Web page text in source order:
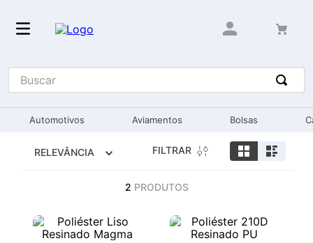
Buscar
Automotivos Aviamentos Bolsas
RELEVÂNCIA FILTRAR
2 PRODUTOS